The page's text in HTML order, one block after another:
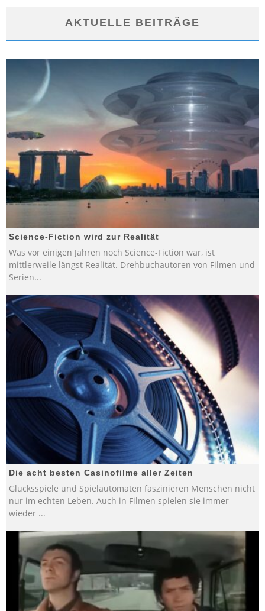
AKTUELLE BEITRÄGE
Science-Fiction wird zur Realität
Was vor einigen Jahren noch Science-Fiction war, ist
mittlerweile längst Realität. Drehbuchautoren von Filmen und
Serien...
Die acht besten Casinofilme aller Zeiten
Glücksspiele und Spielautomaten faszinieren Menschen nicht
nur im echten Leben. Auch in Filmen spielen sie immer
wieder ...